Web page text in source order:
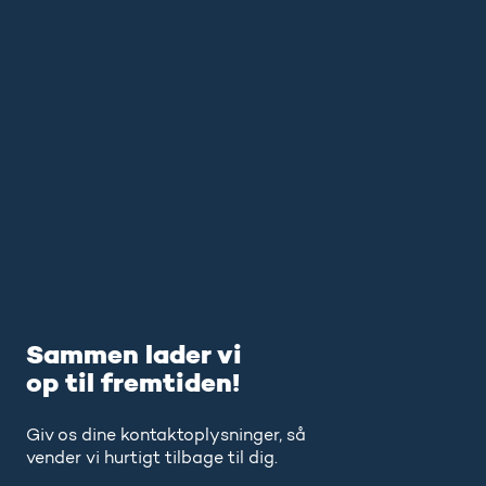
Sammen lader vi
op til fremtiden!
Giv os dine kontaktoplysninger, så
vender vi hurtigt tilbage til dig.